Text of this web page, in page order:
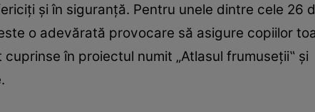
şi în siguranţă. Pentru unele dintre cele 26
o adevărată provocare să asigure copiilor
în proiectul numit „Atlasul frumuseţii‟ şi